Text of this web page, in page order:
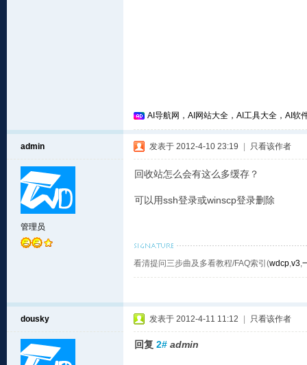
AI导航网，AI网站大全，AI工具大全，AI软
admin
管理员
发表于 2012-4-10 23:19 只看该作者
回收站怎么会有这么多缓存？
可以用ssh登录或winscp登录删除
看清提问三步曲及多看教程/FAQ索引(wdcp,v3,
dousky 发表于 2012-4-11 11:12 只看该作者
回复 2# admin